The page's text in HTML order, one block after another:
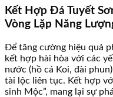
Kết Hợp Đá Tuyết
Vòng Lặp Năng
Để tăng cường hiệu quả
kết hợp hài hòa với các
nước (hồ cá Koi, đài
tài lộc liên tục. Kết hợp
sinh Mộc”, mang lại sự